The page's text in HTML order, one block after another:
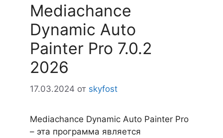
Mediachance
Dynamic Auto
Painter Pro 7.0.2
2026
17.03.2024 от skyfost
Mediachance Dynamic Auto Painter Pro
– эта программа является